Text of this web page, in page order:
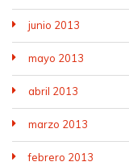
junio 2013
mayo 2013
abril 2013
marzo 2013
febrero 2013